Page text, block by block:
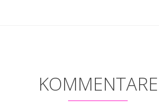
KOMMENTARE